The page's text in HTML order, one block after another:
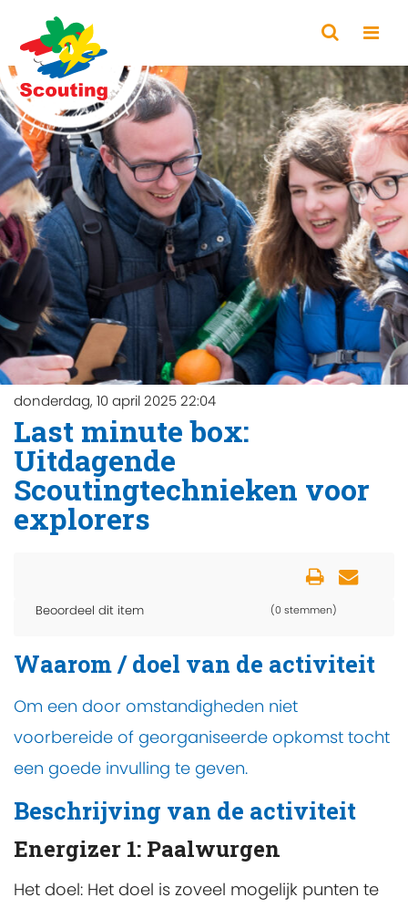
donderdag, 10 april 2025 22:04
Last minute box:
Uitdagende
Scoutingtechnieken voor
explorers
Beoordeel dit item (0 stemmen)
Waarom / doel van de activiteit
Om een door omstandigheden niet
voorbereide of georganiseerde opkomst tocht
een goede invulling te geven.
Beschrijving van de activiteit
Energizer 1: Paalwurgen
Het doel: Het doel is zoveel mogelijk punten te